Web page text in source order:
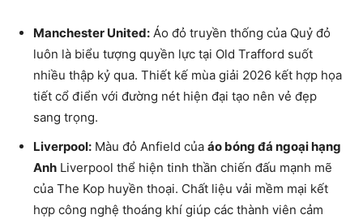
Manchester United: Áo đỏ truyền thống của Quỷ đỏ
luôn là biểu tượng quyền lực tại Old Trafford suốt
nhiều thập kỷ qua. Thiết kế mùa giải 2026 kết hợp họa
tiết cổ điển với đường nét hiện đại tạo nên vẻ đẹp
sang trọng.
Liverpool: Màu đỏ Anfield của áo bóng đá ngoại hạng
Anh Liverpool thể hiện tinh thần chiến đấu mạnh mẽ
của The Kop huyền thoại. Chất liệu vải mềm mại kết
hợp công nghệ thoáng khí giúp các thành viên cảm